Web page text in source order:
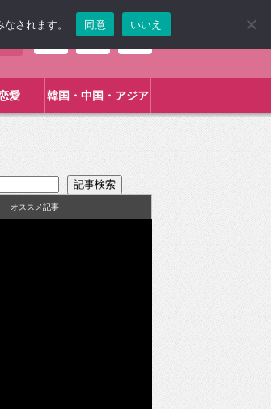
愛 韓国・中国・アジア
オススメ記事
されます。 同意 いいえ